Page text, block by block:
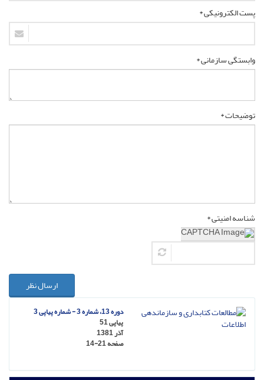
پست الکترونیکی *
وابستگی سازمانی *
توضیحات *
شناسه امنیتی *
ارسال نظر
دوره 13، شماره 3 - شماره پیاپی 3
پیاپی 51
آذر 1381
صفحه14-21